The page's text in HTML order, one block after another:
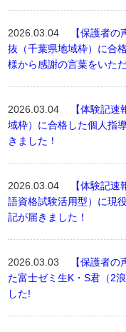
2026.03.04
【保護者
抜（千葉県地域枠）に合
様から感謝の言葉をいた
2026.03.04
【体験記
域枠）に合格した個人指
きました！
2026.03.04
【体験記
語資格試験活用型）に現
記が届きました！
2026.03.03
【保護者
た富士ゼミ生K・S君（2
した!